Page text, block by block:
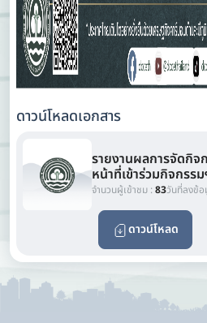
ดาวน์โหลดเอกสาร
รายงานผลการจัดกิจ
หน้าที่เข้าร่วมกิจกรร
จำนวนผู้เข้าชม :83วันที่ลงข้
ดาวน์โหลด